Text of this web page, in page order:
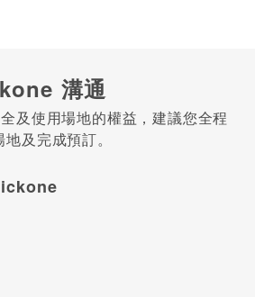
溝通
及使用場地的權益，建議您全程
及完成預訂。